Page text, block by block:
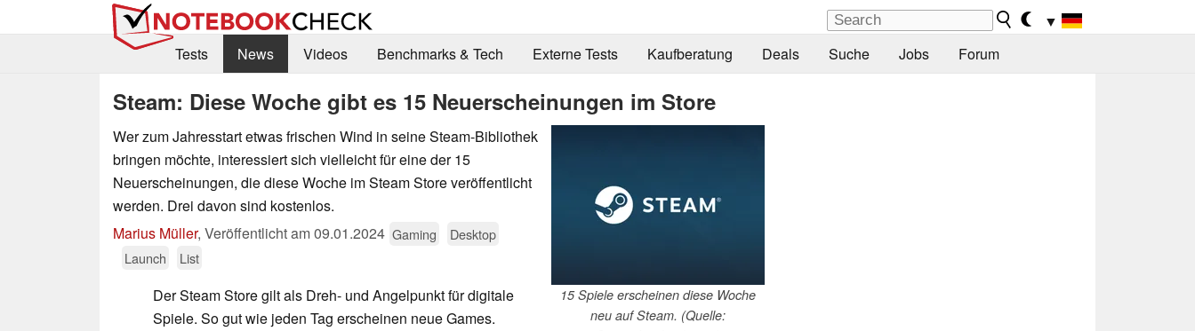
▼
Tests
News Videos Benchmarks & Tech Externe Tests Kaufberatung Deals Suche Jobs Forum
Steam: Diese Woche gibt es 15 Neuerscheinungen im Store
15 Spiele erscheinen diese Woche
neu auf Steam. (Quelle:
Wer zum Jahresstart etwas frischen Wind in seine Steam-Bibliothek
bringen möchte, interessiert sich vielleicht für eine der 15
Neuerscheinungen, die diese Woche im Steam Store veröffentlicht
werden. Drei davon sind kostenlos.
Marius Müller, Veröffentlicht am09.01.2024 Gaming
Desktop
Launch
List
Der Steam Store gilt als Dreh- und Angelpunkt für digitale
Spiele. So gut wie jeden Tag erscheinen neue Games.